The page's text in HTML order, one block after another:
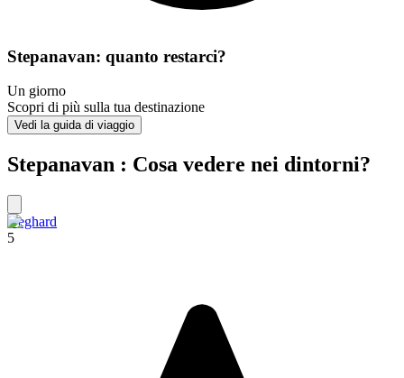
Stepanavan: quanto restarci?
Un giorno
Scopri di più sulla tua destinazione
Vedi la guida di viaggio
Stepanavan : Cosa vedere nei dintorni?
Geghard
5